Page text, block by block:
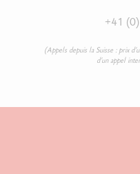
+41
(Appels depuis la Suisse : prix
d’un appel